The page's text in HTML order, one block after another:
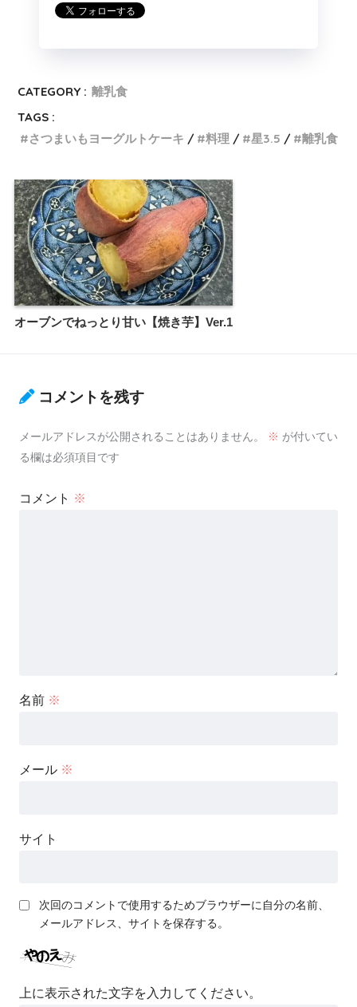
CATEGORY : 離乳食
TAGS :
さつまいもヨーグルトケーキ
料理 星3.5 離乳食
オーブンでねっとり甘い【焼き芋】Ver.1
コメントを残す
メールアドレスが公開されることはありません。 ※ が付いてい
る欄は必須項目です
コメント ※
名前 ※
メール ※
サイト
次回のコメントで使用するためブラウザーに自分の名前、
メールアドレス、サイトを保存する。
上に表示された文字を入力してください。